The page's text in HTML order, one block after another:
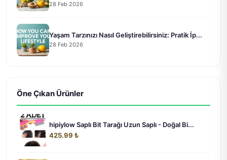
28 Feb 2026
Yaşam Tarzınızı Nasıl Geliştirebilirsiniz: Pratik İp...
28 Feb 2026
Öne Çıkan Ürünler
hipiylow Saplı Bit Tarağı Uzun Saplı - Doğal Bi...
425.99 ₺